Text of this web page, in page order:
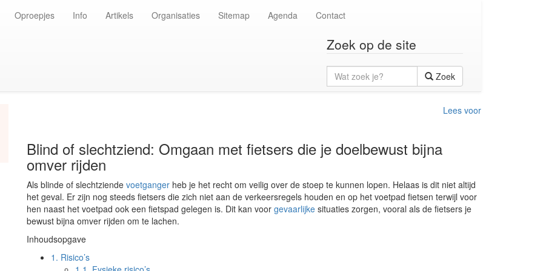
Oproepjes Info Artikels Organisaties Sitemap Agenda Contact
Zoek op de site
Wat
zoek
je?
Zoek
Lees voor
Blind of slechtziend: Omgaan met fietsers die je doelbewust bijna
omver rijden
Als blinde of slechtziende voetganger heb je het recht om veilig over de stoep te kunnen lopen. Helaas is dit niet altijd
het geval. Er zijn nog steeds fietsers die zich niet aan de verkeersregels houden en op het voetpad fietsen terwijl voor
hen naast het voetpad ook een fietspad gelegen is. Dit kan voor gevaarlijke situaties zorgen, vooral als de fietsers je
bewust bijna omver rijden om te lachen.
Inhoudsopgave
1. Risico’s